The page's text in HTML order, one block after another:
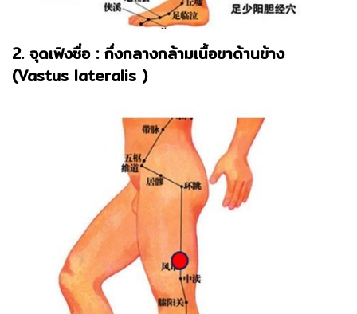
2. จุดเฟิงซื่อ : กึ่งกลางกล้ามเนื้อขาด้านข้าง
(Vastus lateralis )